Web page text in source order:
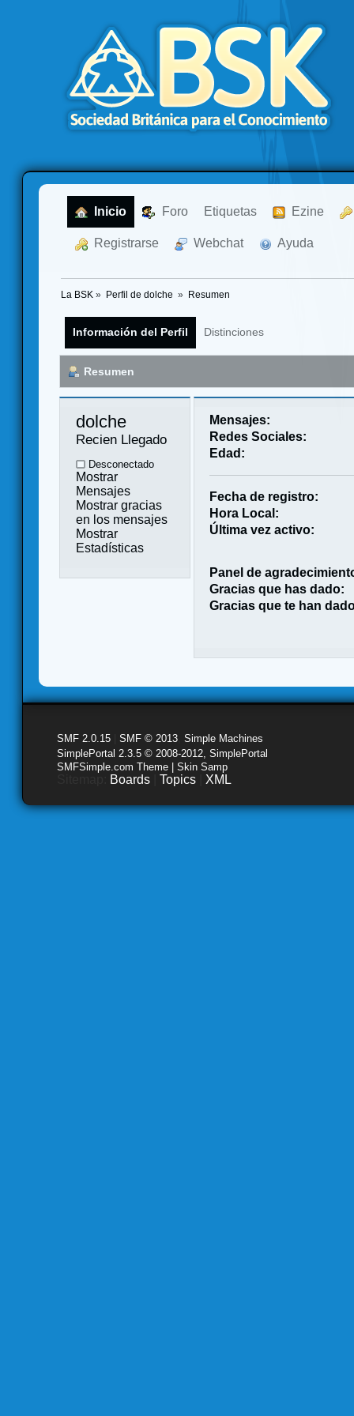
Inicio Foro Etiquetas Ezine
Registrarse Webchat Ayuda
La BSK » Perfil de dolche » Resumen
Información del Perfil Distinciones
Resumen
dolche
Recien Llegado
Desconectado
Mostrar
Mensajes
Mostrar gracias
en los mensajes
Mostrar
Estadísticas
Mensajes:
Redes Sociales:
Edad:
Fecha de registro:
Hora Local:
Última vez activo:
Panel de
Gracias que has dado:
Gracias que te han
SMF 2.0.15 SMF © 2013 Simple Machines
SimplePortal 2.3.5 © 2008-2012, SimplePortal
SMFSimple.com Theme | Skin Samp
Boards Topics XML